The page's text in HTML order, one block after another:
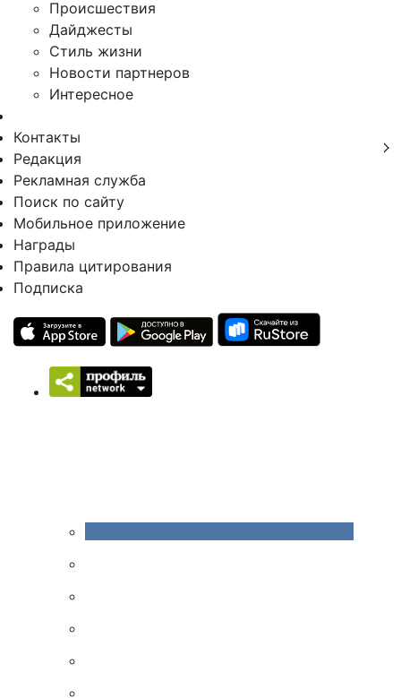
Происшествия
Дайджесты
Стиль жизни
Новости партнеров
Интересное
Контакты
Редакция
Рекламная служба
Поиск по сайту
Мобильное приложение
Награды
Правила цитирования
Подписка